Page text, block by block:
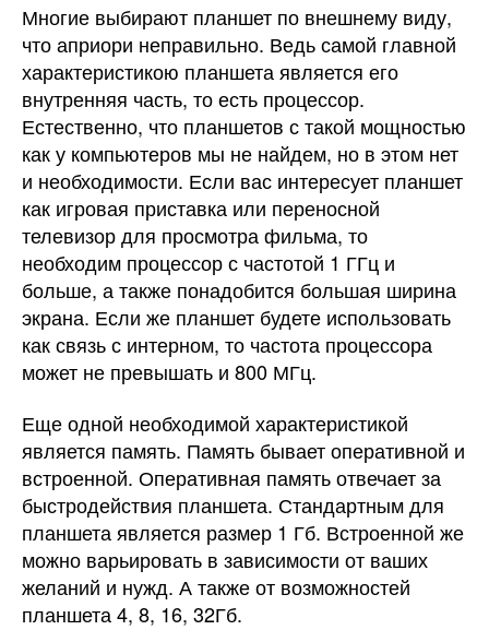
Многие выбирают планшет по внешнему виду,
что априори неправильно. Ведь самой главной
характеристикою планшета является его
внутренняя часть, то есть процессор.
Естественно, что планшетов с такой мощностью
как у компьютеров мы не найдем, но в этом нет
и необходимости. Если вас интересует планшет
как игровая приставка или переносной
телевизор для просмотра фильма, то
необходим процессор с частотой 1 ГГц и
больше, а также понадобится большая ширина
экрана. Если же планшет будете использовать
как связь с интерном, то частота процессора
может не превышать и 800 МГц.
Еще одной необходимой характеристикой
является память. Память бывает оперативной и
встроенной. Оперативная память отвечает за
быстродействия планшета. Стандартным для
планшета является размер 1 Гб. Встроенной же
можно варьировать в зависимости от ваших
желаний и нужд. А также от возможностей
планшета 4, 8, 16, 32Гб.